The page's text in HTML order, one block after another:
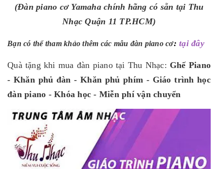
(Đàn piano cơ Yamaha chính hãng có sẵn tại Thu
Nhạc Quận 11 TP.HCM)
Bạn có thể tham khảo thêm các mẫu đàn piano cơ: tại đây
Quà tặng khi mua đàn piano tại Thu Nhạc: Ghế Piano
- Khăn phủ đàn - Khăn phủ phím - Giáo trình học
đàn piano - Khóa học - Miễn phí vận chuyển